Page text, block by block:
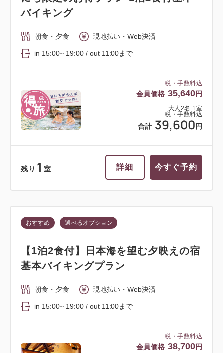
税・手数料込
会員価格 35,640円
大人 2名 1室
税・手数料込
合計 39,600 円
バイキング
朝食・夕食 現地払い・Web決済
in 15:00~ 19:00 / out 11:00まで
残り 1 室 詳細 今すぐ予約
税・手数料込
会員価格 38,700円
おすすめ 選べるオプション
【1泊2食付】日本海を望む夕映えの宿
基本バイキングプラン
朝食・夕食 現地払い・Web決済
in 15:00~ 19:00 / out 11:00まで